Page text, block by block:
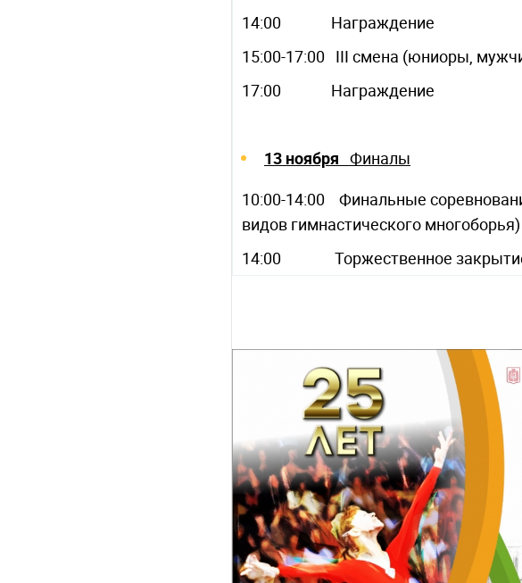
14:00 Награждение
15:00-17:00 III смена (юниоры,
17:00 Награждение
13 ноября Финалы
10:00-14:00 Финальные
видов гимнастического многоборья)
14:00 Торжественное закрытие